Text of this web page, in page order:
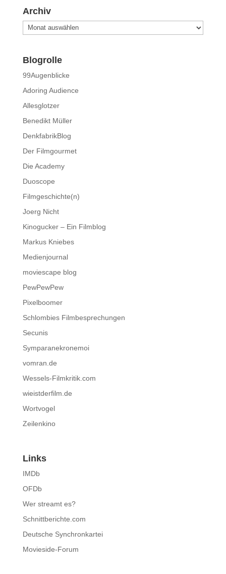
Archiv
Archiv
Blogrolle
99Augenblicke
Adoring Audience
Allesglotzer
Benedikt Müller
DenkfabrikBlog
Der Filmgourmet
Die Academy
Duoscope
Filmgeschichte(n)
Joerg Nicht
Kinogucker – Ein Filmblog
Markus Kniebes
Medienjournal
moviescape blog
PewPewPew
Pixelboomer
Schlombies Filmbesprechungen
Secunis
Symparanekronemoi
vomran.de
Wessels-Filmkritik.com
wieistderfilm.de
Wortvogel
Zeilenkino
Links
IMDb
OFDb
Wer streamt es?
Schnittberichte.com
Deutsche Synchronkartei
Movieside-Forum